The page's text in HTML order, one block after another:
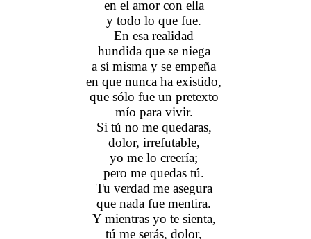
en el amor con ella
y todo lo que fue.
En esa realidad
hundida que se niega
a sí misma y se empeña
en que nunca ha existido,
que sólo fue un pretexto
mío para vivir.
Si tú no me quedaras,
dolor, irrefutable,
yo me lo creería;
pero me quedas tú.
Tu verdad me asegura
que nada fue mentira.
Y mientras yo te sienta,
tú me serás, dolor,